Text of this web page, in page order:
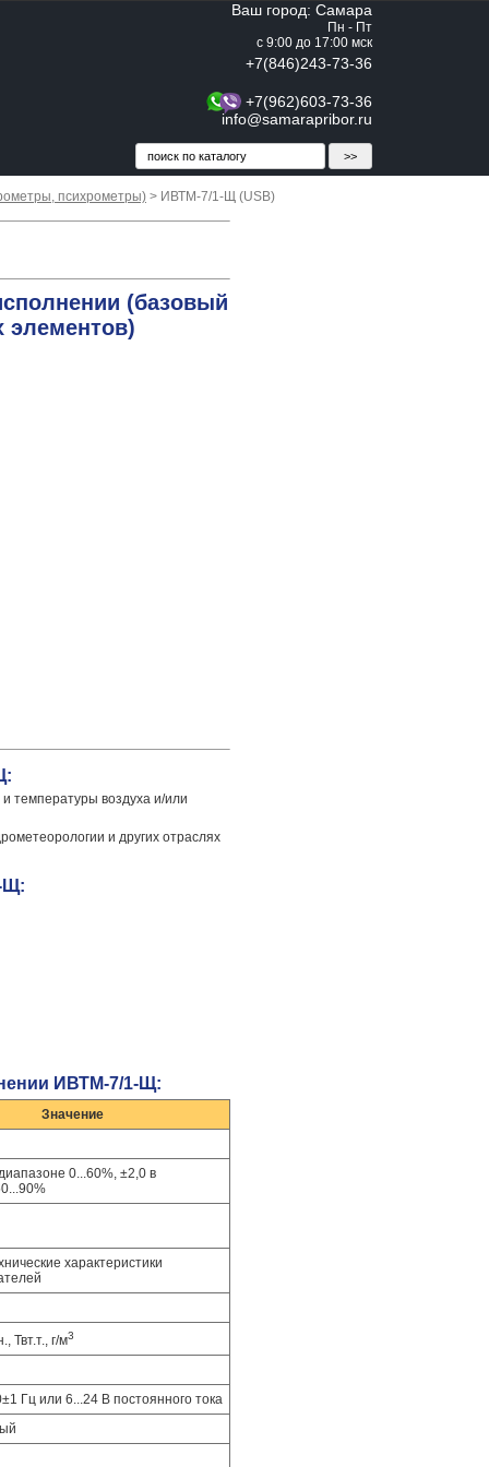
Ваш город: Самара
Пн - Пт
с 9:00 до 17:00 мск
+7(846)243-73-36
+7(962)603-73-36
info@samarapribor.ru
психрометры) > ИВТМ-7/1-Щ (USB)
(базовый
элементов)
температуры воздуха и/или
и других отраслях
Щ:
ИВТМ-7/1-Щ:
Значение
0...60%, ±2,0 в
характеристики
Твт.т., г/м3
Гц или 6...24 В постоянного тока